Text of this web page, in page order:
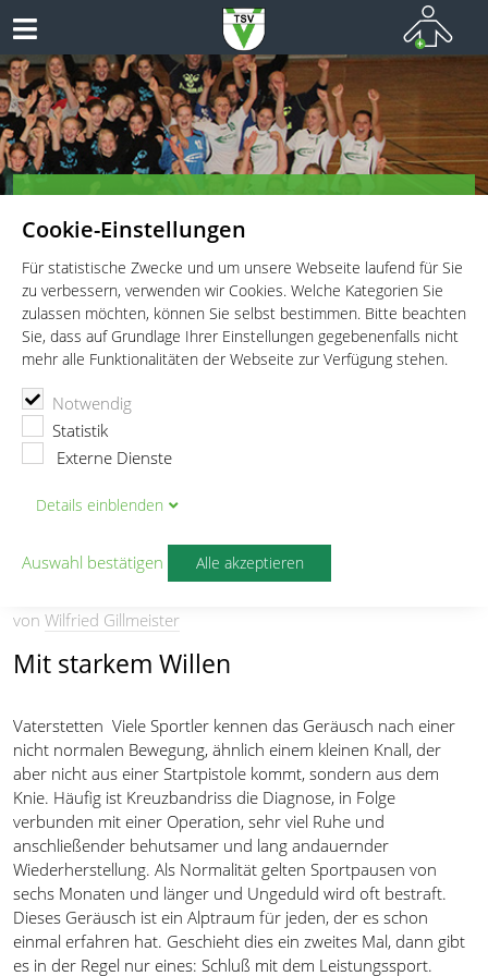
Cookie-Einstellungen
Für statistische Zwecke und um unsere Webseite laufend für Sie
zu verbessern, verwenden wir Cookies. Welche Kategorien Sie
zulassen möchten, können Sie selbst bestimmen. Bitte beachten
Sie, dass auf Grundlage Ihrer Einstellungen gegebenenfalls nicht
mehr alle Funktionalitäten der Webseite zur Verfügung stehen.
Notwendig
Statistik
Externe Dienste
Details einblenden
Auswahl bestätigen Alle akzeptieren
Handballern des TSV Vaterstetten!
Teamsport vom Allerfeinsten
TSV Vaterstetten e.V.
Caro Fischer nach zweitem Kreuzbandriss vor dem Comeback
Caro Fischer nach zweitem
Kreuzbandriss vor dem
Comeback
von Wilfried Gillmeister
Mit starkem Willen
Vaterstetten  Viele Sportler kennen das Geräusch nach einer
nicht normalen Bewegung, ähnlich einem kleinen Knall, der
aber nicht aus einer Startpistole kommt, sondern aus dem
Knie. Häufig ist Kreuzbandriss die Diagnose, in Folge
verbunden mit einer Operation, sehr viel Ruhe und
anschließender behutsamer und lang andauernder
Wiederherstellung. Als Normalität gelten Sportpausen von
sechs Monaten und länger und Ungeduld wird oft bestraft.
Dieses Geräusch ist ein Alptraum für jeden, der es schon
einmal erfahren hat. Geschieht dies ein zweites Mal, dann gibt
es in der Regel nur eines: Schluß mit dem Leistungssport.